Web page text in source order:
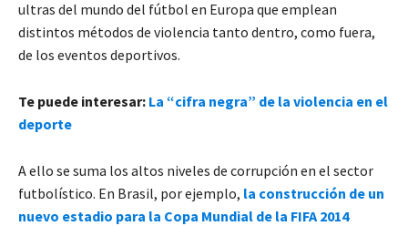
ultras del mundo del fútbol en Europa que emplean
distintos métodos de violencia tanto dentro, como fuera,
de los eventos deportivos.
Te puede interesar: La “cifra negra” de la violencia en el
deporte
A ello se suma los altos niveles de corrupción en el sector
futbolístico. En Brasil, por ejemplo, la construcción de un
nuevo estadio para la Copa Mundial de la FIFA 2014